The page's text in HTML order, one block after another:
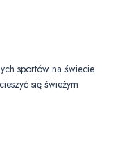
sportów na świecie.
się świeżym